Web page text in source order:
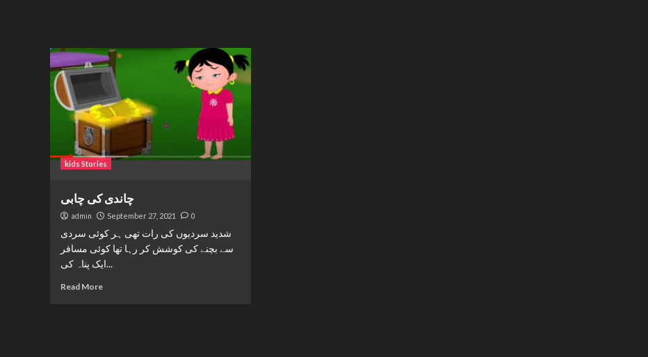
kids Stories
چاندی کی چابی
admin September 27, 2021 0
شدید سردیوں کی رات تھی ہر کوئی سردی
سے بچنے کی کوشش کر رہا تھا کوئی مسافر
ایک پناہ کی...
Read More